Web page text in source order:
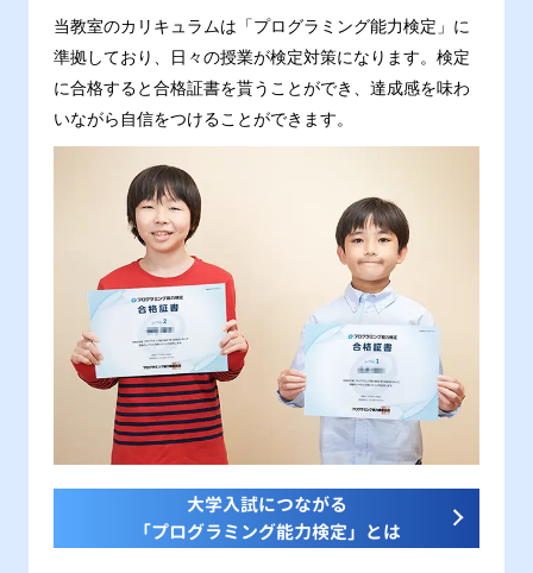
当教室のカリキュラムは「プログラミング能力検定」に
準拠しており、日々の授業が検定対策になります。検定
に合格すると合格証書を貰うことができ、達成感を味わ
いながら自信をつけることができます。
大学入試につながる
「プログラミング能力検定」とは